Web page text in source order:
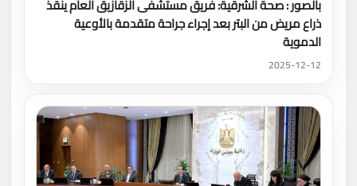
بالصور : صحة الشرقية: فريق مستشفى الزقازيق العام ينقذ
ذراع مريض من البتر بعد إجراء جراحة متقدمة بالأوعية
الدموية
2025-12-12